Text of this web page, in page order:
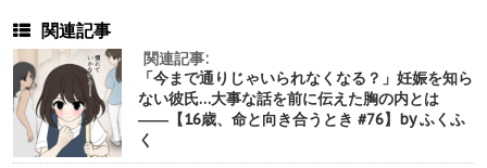
関連記事
関連記事:
「今まで通りじゃいられなくなる？」妊娠を知ら
ない彼氏…大事な話を前に伝えた胸の内とは
――【16歳、命と向き合うとき #76】by ふくふ
く